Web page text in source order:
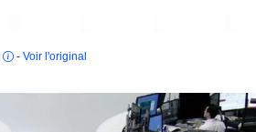
- Voir l'original